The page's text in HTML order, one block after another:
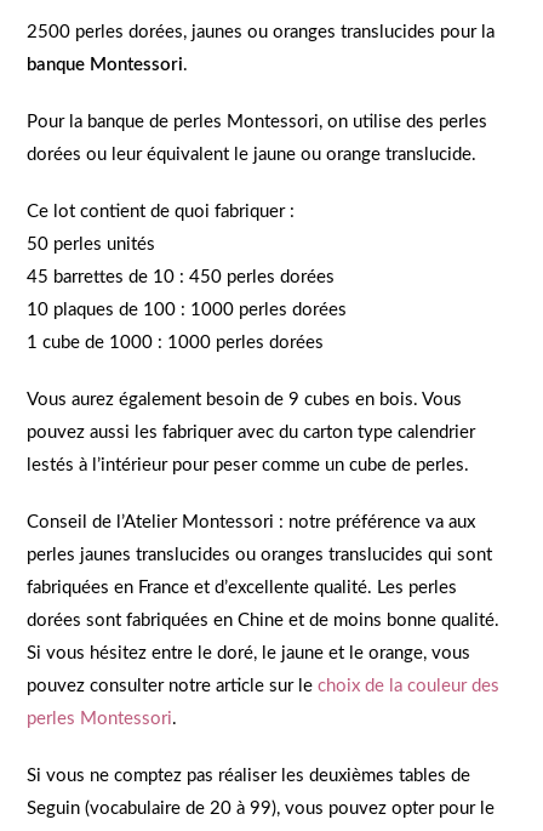
2500 perles dorées, jaunes ou oranges translucides pour la
banque Montessori.
Pour la banque de perles Montessori, on utilise des perles
dorées ou leur équivalent le jaune ou orange translucide.
Ce lot contient de quoi fabriquer :
50 perles unités
45 barrettes de 10 : 450 perles dorées
10 plaques de 100 : 1000 perles dorées
1 cube de 1000 : 1000 perles dorées
Vous aurez également besoin de 9 cubes en bois. Vous
pouvez aussi les fabriquer avec du carton type calendrier
lestés à l’intérieur pour peser comme un cube de perles.
Conseil de l’Atelier Montessori : notre préférence va aux
perles jaunes translucides ou oranges translucides qui sont
fabriquées en France et d’excellente qualité. Les perles
dorées sont fabriquées en Chine et de moins bonne qualité.
Si vous hésitez entre le doré, le jaune et le orange, vous
pouvez consulter notre article sur lechoix de la couleur des
perles Montessori.
Si vous ne comptez pas réaliser les deuxièmes tables de
Seguin (vocabulaire de 20 à 99), vous pouvez opter pour le